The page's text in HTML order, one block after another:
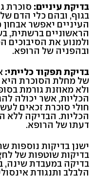
בדיקת עיניים: סוכרת
בגוף, ובהם כלי הדם
העיניים יאפשר
הראשוניים ברשתית,
ולמנוע את הסיבוכים
ובהפניה של הרופא.
בדיקת תפקוד כלייתי:
של מחלת הסוכרת היא
ולא מאוזנת גורמת
הכליות, אשר יכולה
חולי סוכרת זכאים
הכליות. הבדיקה ללא
דעתו של הרופא.
ישנן בדיקות נוספות
בדיקות שוטפות של
בדיקה במעבדת שינה,
הלבלב ותנגודת